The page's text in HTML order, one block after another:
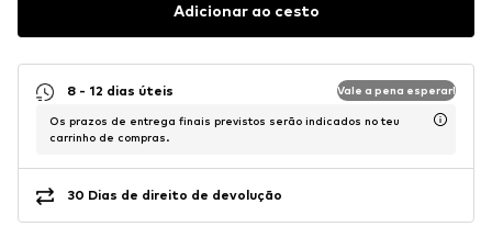
Adicionar ao cesto
8 - 12 dias úteis Vale a pena esperar!
Os prazos de entrega finais previstos serão indicados no teu
carrinho de compras.
30 Dias de direito de devolução